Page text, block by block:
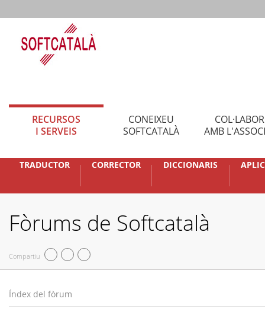
RECURSOS
I SERVEIS
CONEIXEU
SOFTCATALÀ
AMB
TRADUCTOR CORRECTOR DICCIONARIS
Fòrums de Softcatalà
Compartiu
Índex del fòrum